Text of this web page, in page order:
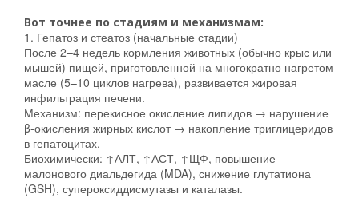
Вот точнее по стадиям и механизмам:
1. Гепатоз и стеатоз (начальные стадии)
После 2–4 недель кормления животных (обычно крыс или
мышей) пищей, приготовленной на многократно нагретом
масле (5–10 циклов нагрева), развивается жировая
инфильтрация печени.
Механизм: перекисное окисление липидов → нарушение
β-окисления жирных кислот → накопление триглицеридов
в гепатоцитах.
Биохимически: ↑АЛТ, ↑АСТ, ↑ЩФ, повышение
малонового диальдегида (MDA), снижение глутатиона
(GSH), супероксиддисмутазы и каталазы.